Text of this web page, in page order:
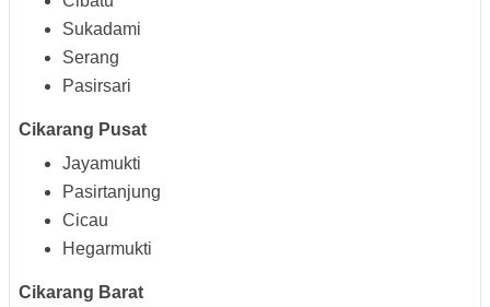
Sukadami
Serang
Pasirsari
Cikarang Pusat
Jayamukti
Pasirtanjung
Cicau
Hegarmukti
Cikarang Barat